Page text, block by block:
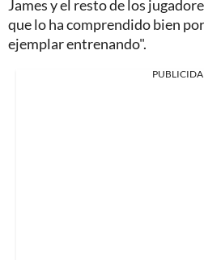
James y el resto de los
que lo ha comprendido bien
ejemplar entrenando".